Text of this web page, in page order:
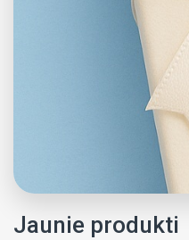
Jaunie produkti